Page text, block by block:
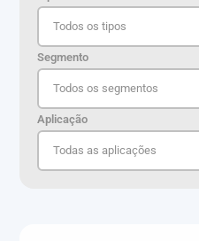
Segmento
Aplicação